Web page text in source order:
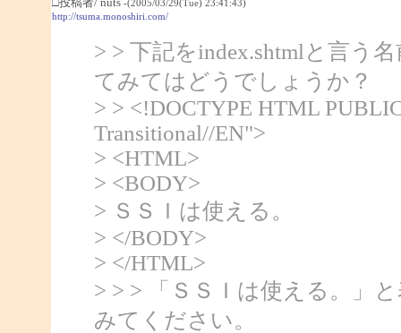
-(2005/03/29(Tue) 23:41:43)
http://tsuma.monoshiri.com/
> > 下記をindex.shtmlと言う
てみてはどうでしょうか？
> > <!DOCTYPE HTML
Transitional//EN">
> <HTML>
> <BODY>
> ＳＳＩは使える。
> </BODY>
> </HTML>
> > > 「ＳＳＩは使える。」
みてください。